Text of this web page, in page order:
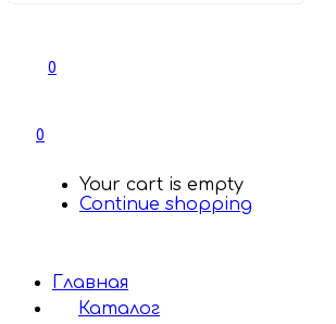
0
0
Your cart is empty
Continue shopping
Главная
Каталог